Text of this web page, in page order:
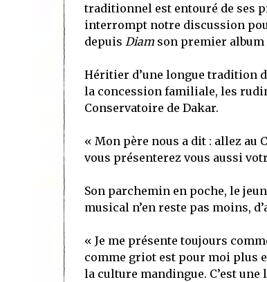
traditionnel est entouré de ses
interrompt notre discussion
depuis Diam son premier album
Héritier d’une longue tradition
la concession familiale, les
Conservatoire de Dakar.
« Mon père nous a dit : allez au
vous présenterez vous aussi
Son parchemin en poche, le
musical n’en reste pas moins,
« Je me présente toujours
comme griot est pour moi plus
la culture mandingue. C’est